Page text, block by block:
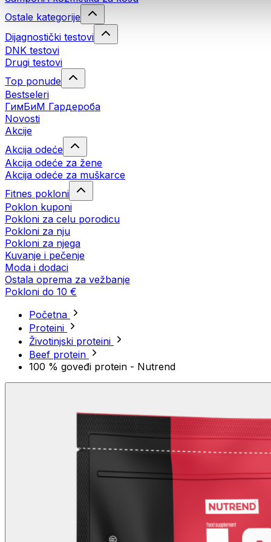
Ostale kategorije
Dijagnostički testovi
DNK testovi
Drugi testovi
Top ponude
Bestseleri
ГимБиМ Гардeробa
Novosti
Akcije
Akcija odeće
Akcija odeće za žene
Akcija odeće za muškarce
Fitnes pokloni
Poklon kuponi
Pokloni za celu porodicu
Pokloni za nju
Pokloni za njega
Kuvanje i pečenje
Moda i dodaci
Ostala oprema za vežbanje
Pokloni do 10 €
Početna
Proteini
Životinjski proteini
Beef protein
100 % goveđi protein - Nutrend